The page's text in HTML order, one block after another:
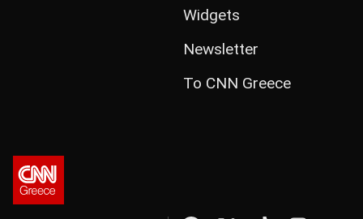
Widgets
Newsletter
Το CNN Greece